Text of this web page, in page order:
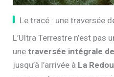
Le tracé : une traversée
L’Ultra Terrestre n’est pas
unetraversée intégrale
jusqu’à l’arrivée à La